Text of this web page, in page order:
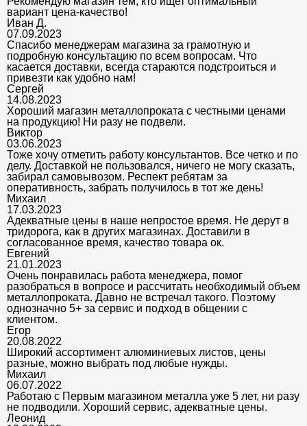
вариант цена-качество!
Иван Д.
07.09.2023
Спасибо менеджерам магазина за грамотную и
подробную консультацию по всем вопросам. Что
касается доставки, всегда стараются подстроиться и
привезти как удобно нам!
Сергей
14.08.2023
Хороший магазин металлопроката с честными ценами
на продукцию! Ни разу не подвели.
Виктор
03.06.2023
Тоже хочу отметить работу консультантов. Все четко и по
делу. Доставкой не пользовался, ничего не могу сказать,
забирал самовывозом. Респект ребятам за
оперативность, забрать получилось в тот же день!
Михаил
17.03.2023
Адекватные цены в наше непростое время. Не дерут в
тридорога, как в других магазинах. Доставили в
согласованное время, качество товара ок.
Евгений
21.01.2023
Очень понравилась работа менеджера, помог
разобраться в вопросе и рассчитать необходимый объем
металлопроката. Давно не встречал такого. Поэтому
однозначно 5+ за сервис и подход в общении с
клиентом.
Егор
20.08.2022
Широкий ассортимент алюминиевых листов, цены
разные, можно выбрать под любые нужды.
Михаил
06.07.2022
Работаю с Первым магазином металла уже 5 лет, ни разу
не подводили. Хороший сервис, адекватные цены.
Леонид